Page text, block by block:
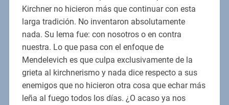
Kirchner no hicieron más que continuar con esta
larga tradición. No inventaron absolutamente
nada. Su lema fue: con nosotros o en contra
nuestra. Lo que pasa con el enfoque de
Mendelevich es que culpa exclusivamente de la
grieta al kirchnerismo y nada dice respecto a sus
enemigos que no hicieron otra cosa que echar más
leña al fuego todos los días. ¿O acaso ya nos